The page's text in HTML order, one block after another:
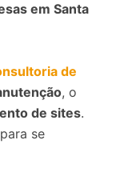
em Santa
de
, o
de sites.
se